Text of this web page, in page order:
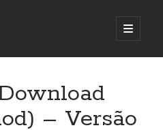
abrir
o
– Versão